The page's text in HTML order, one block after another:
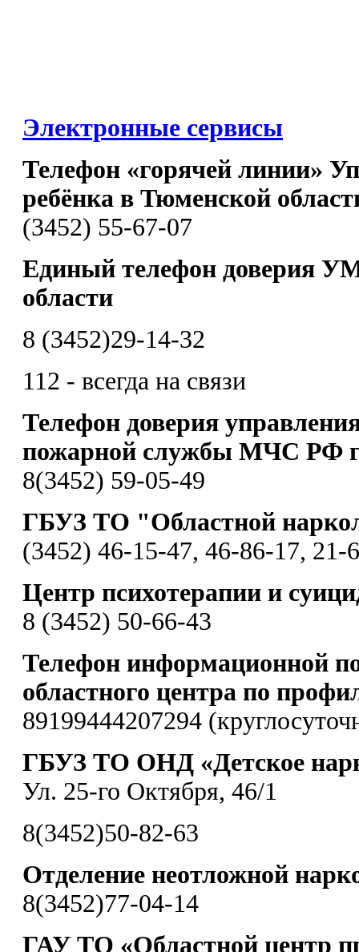
Электронные сервисы
Телефон «горячей линии»
ребёнка в Тюменской
(3452) 55-67-07
Единый телефон доверия
области
8 (3452)29-14-32
112 - всегда на связи
Телефон доверия
пожарной службы МЧС РФ
8(3452) 59-05-49
ГБУЗ ТО "Областной
(3452) 46-15-47, 46-86-17, 21-
Центр психотерапии и
8 (3452) 50-66-43
Телефон информационной
областного центра по
89199444207294
ГБУЗ ТО ОНД «Детское
Ул. 25-го Октября, 46/1
8(3452)50-82-63
Отделение неотложной
8(3452)77-04-14
ГАУ ТО «Областной центр